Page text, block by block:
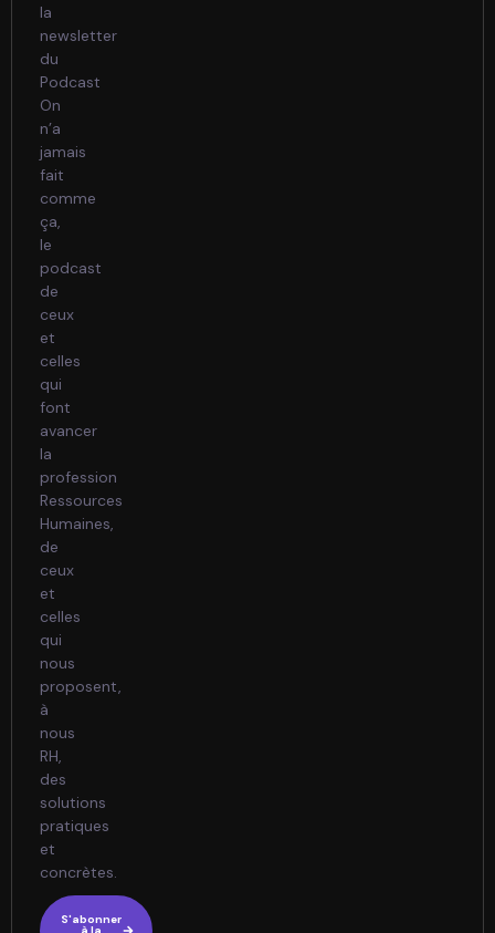
la
newsletter
du
Podcast
On
n’a
jamais
fait
comme
ça,
le
podcast
de
ceux
et
celles
qui
font
avancer
la
profession
Ressources
Humaines,
de
ceux
et
celles
qui
nous
proposent,
à
nous
RH,
des
solutions
pratiques
et
concrètes.
S'abonner